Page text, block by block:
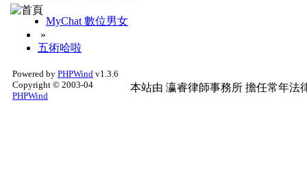
MyChat 數位男女
»
五術哈啦
Powered by PHPWind v1.3.6
Copyright © 2003-04
PHPWind
本站由 瀛睿律師事務所 擔任常年法